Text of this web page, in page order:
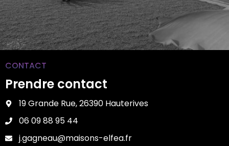
CONTACT
Prendre contact
19 Grande Rue, 26390 Hauterives
06 09 88 95 44
j.gagneau@maisons-elfea.fr